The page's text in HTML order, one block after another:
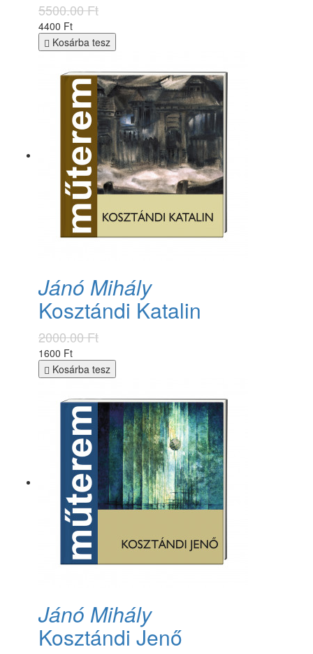
5500.00 Ft
4400 Ft
Kosárba tesz
Jánó Mihály
Kosztándi Katalin
2000.00 Ft
1600 Ft
Kosárba tesz
Jánó Mihály
Kosztándi Jenő